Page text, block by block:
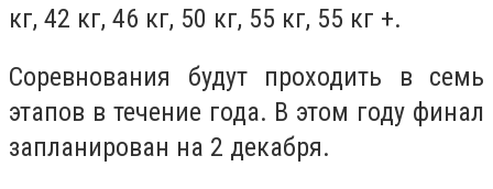
кг, 42 кг, 46 кг, 50 кг, 55 кг, 55 кг +.
Соревнования будут проходить в семь
этапов в течение года. В этом году финал
запланирован на 2 декабря.